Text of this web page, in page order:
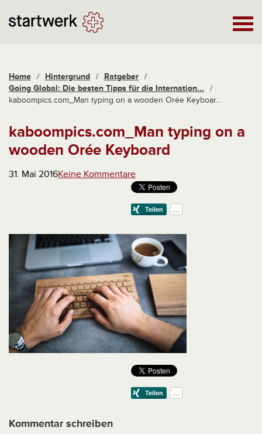
Home / Hintergrund / Ratgeber /
Going Global: Die besten Tipps für die Internation...
/
kaboompics.com_Man typing on a wooden Orée Keyboar...
kaboompics.com_Man typing on a
wooden Orée Keyboard
31. Mai 2016Keine Kommentare
Kommentar schreiben